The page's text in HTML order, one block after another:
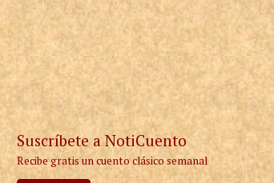
Suscríbete a NotiCuento
Recibe gratis un cuento clásico semanal